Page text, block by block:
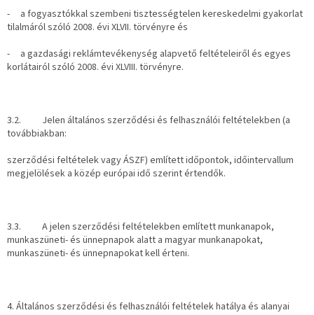
- a fogyasztókkal szembeni tisztességtelen kereskedelmi gyakorlat
tilalmáról szóló 2008. évi XLVII. törvényre és
- a gazdasági reklámtevékenység alapvető feltételeiről és egyes
korlátairól szóló 2008. évi XLVIII. törvényre.
3.2. Jelen általános szerződési és felhasználói feltételekben (a
továbbiakban:
szerződési feltételek vagy ÁSZF) említett időpontok, időintervallum
megjelölések a közép európai idő szerint értendők.
3.3. A jelen szerződési feltételekben említett munkanapok,
munkaszüneti- és ünnepnapok alatt a magyar munkanapokat,
munkaszüneti- és ünnepnapokat kell érteni.
4. Általános szerződési és felhasználói feltételek hatálya és alanyai